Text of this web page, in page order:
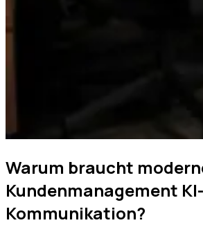
Warum braucht
Kundenmanagement
Kommunikation?